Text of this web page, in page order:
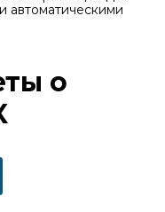
автоматическими
о